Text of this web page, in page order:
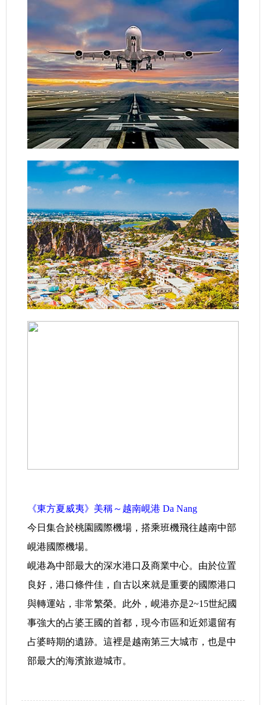
《東方夏威夷》美稱～越南峴港 Da Nang
今日集合於桃園國際機場，搭乘班機飛往越南中部
峴港國際機場。
峴港為中部最大的深水港口及商業中心。由於位置
良好，港口條件佳，自古以來就是重要的國際港口
與轉運站，非常繁榮。此外，峴港亦是2~15世紀國
事強大的占婆王國的首都，現今市區和近郊還留有
占婆時期的遺跡。這裡是越南第三大城市，也是中
部最大的海濱旅遊城市。